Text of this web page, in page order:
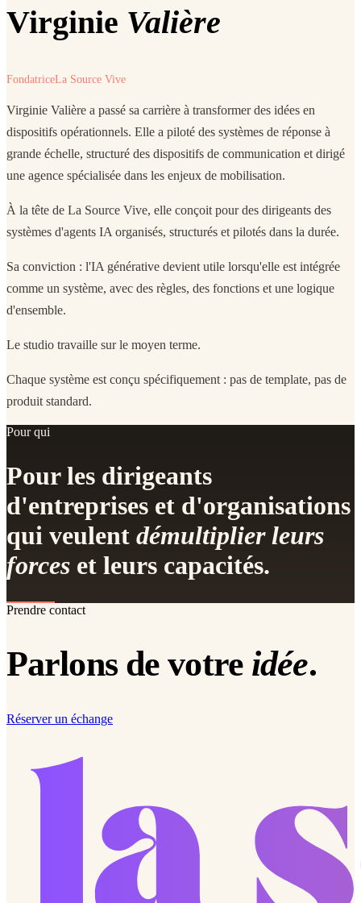
Virginie Valière
FondatriceLa Source Vive
Virginie Valière a passé sa carrière à transformer des idées en
dispositifs opérationnels. Elle a piloté des systèmes de réponse à
grande échelle, structuré des dispositifs de communication et dirigé
une agence spécialisée dans les enjeux de mobilisation.
À la tête de La Source Vive, elle conçoit pour des dirigeants des
systèmes d'agents IA organisés, structurés et pilotés dans la durée.
Sa conviction : l'IA générative devient utile lorsqu'elle est intégrée
comme un système, avec des règles, des fonctions et une logique
d'ensemble.
Le studio travaille sur le moyen terme.
Chaque système est conçu spécifiquement : pas de template, pas de
produit standard.
Pour qui
Pour les dirigeants
d'entreprises et d'organisations
qui veulent démultiplier leurs
forces et leurs capacités.
Prendre contact
Parlons de votre idée.
Réserver un échange